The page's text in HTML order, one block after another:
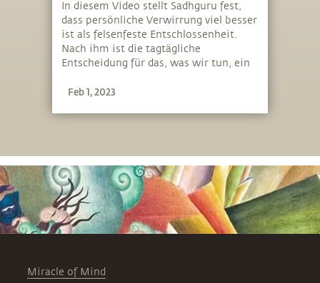
In diesem Video stellt Sadhguru fest,
dass persönliche Verwirrung viel besser
ist als felsenfeste Entschlossenheit.
Nach ihm ist die tagtägliche
Entscheidung für das, was wir tun, ein
Feb 1, 2023
Miracle of Mind